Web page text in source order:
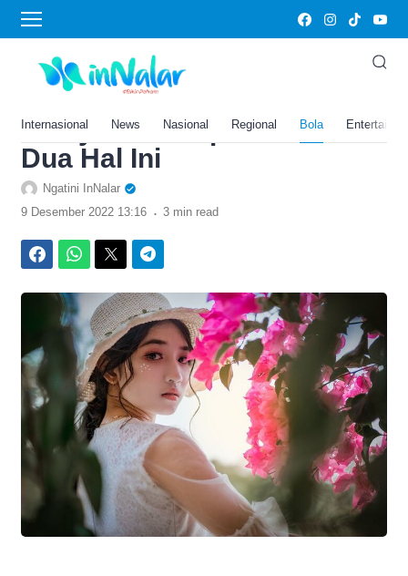
Internasional News Nasional Regional Bola
Home›Bola
Tips agar Wajah Glowing
dari dr Zaidul Akbar,
Ternyata Cukup Lakukan
Dua Hal Ini
Ngatini InNalar
9 Desember 2022 13:16 . 3 min read